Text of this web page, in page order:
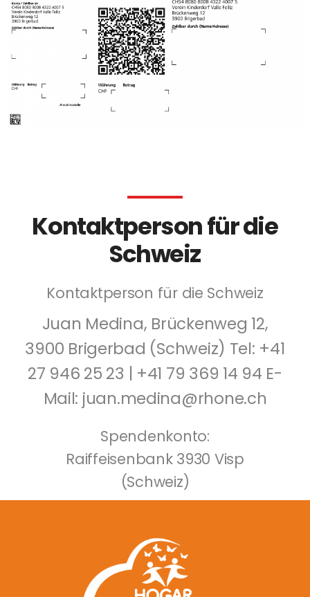
Kontaktperson für die
Schweiz
Kontaktperson für die Schweiz
Juan Medina, Brückenweg 12,
3900 Brigerbad (Schweiz) Tel: +41
27 946 25 23 | +41 79 369 14 94 E-
Mail: juan.medina@rhone.ch
Spendenkonto:
Raiffeisenbank 3930 Visp
(Schweiz)